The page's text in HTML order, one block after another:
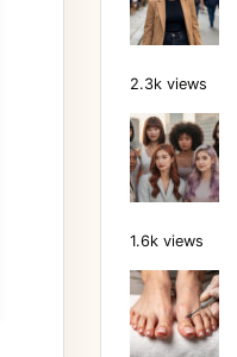
2.3k views
1.6k views